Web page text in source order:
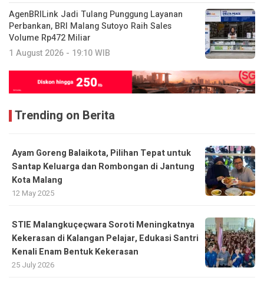
AgenBRILink Jadi Tulang Punggung Layanan
Perbankan, BRI Malang Sutoyo Raih Sales
Volume Rp472 Miliar
1 August 2026 - 19:10 WIB
Trending on Berita
Ayam Goreng Balaikota, Pilihan Tepat untuk
Santap Keluarga dan Rombongan di Jantung
Kota Malang
12 May 2025
STIE Malangkuçeçwara Soroti Meningkatnya
Kekerasan di Kalangan Pelajar, Edukasi Santri
Kenali Enam Bentuk Kekerasan
25 July 2026